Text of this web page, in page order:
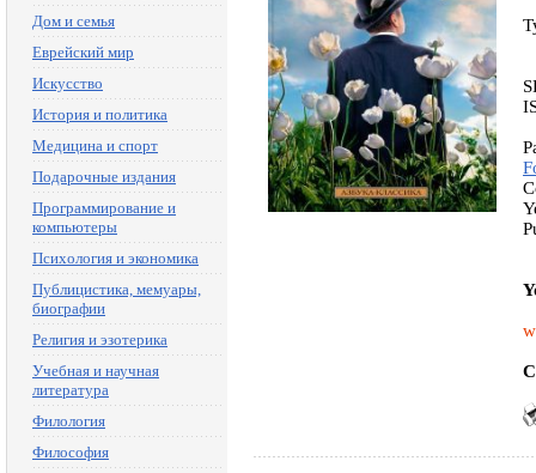
Дом и семья
Еврейский мир
Искусство
История и политика
Медицина и спорт
Подарочные издания
Программирование и
компьютеры
Психология и экономика
Публицистика, мемуары,
биографии
Религия и эзотерика
Учебная и научная
литература
Филология
Философия